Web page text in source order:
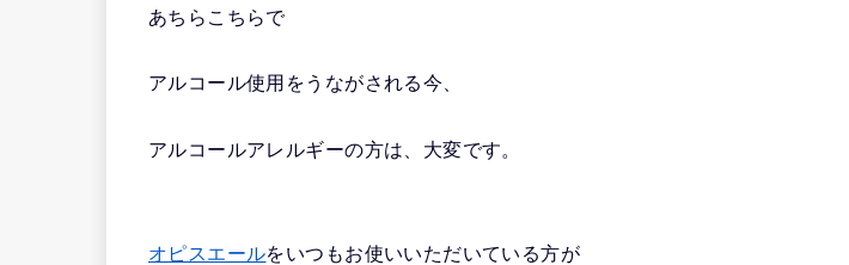
あちらこちらで
アルコール使用をうながされる今、
アルコールアレルギーの方は、大変です。
オピスエールをいつもお使いいただいている方が